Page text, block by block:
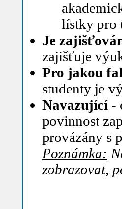
lístky pro
Je
zajišťuje
Pro jakou
studenty je
Navazující-
povinnost
provázány s
Poznámka:
zobrazovat,